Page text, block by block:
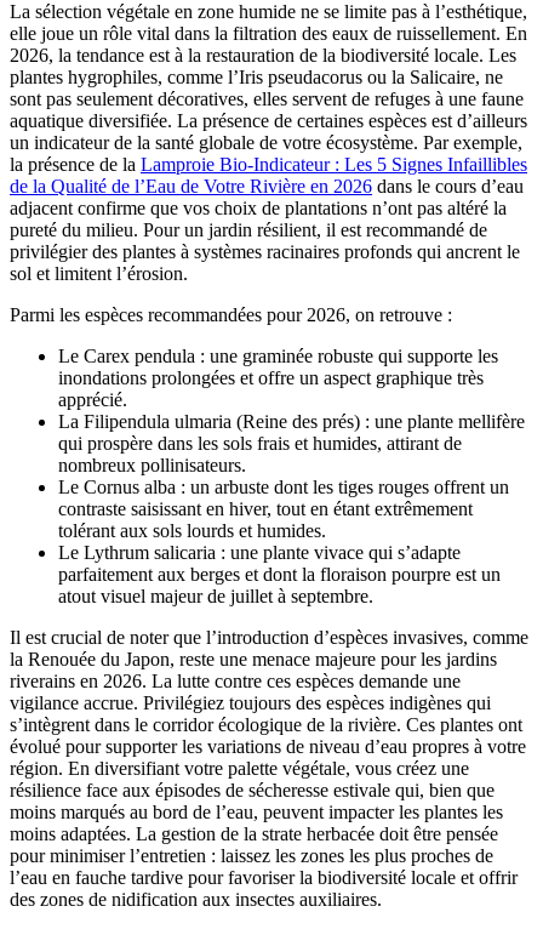
La sélection végétale en zone humide ne se limite pas à l’esthétique,
elle joue un rôle vital dans la filtration des eaux de ruissellement. En
2026, la tendance est à la restauration de la biodiversité locale. Les
plantes hygrophiles, comme l’Iris pseudacorus ou la Salicaire, ne
sont pas seulement décoratives, elles servent de refuges à une faune
aquatique diversifiée. La présence de certaines espèces est d’ailleurs
un indicateur de la santé globale de votre écosystème. Par exemple,
la présence de la Lamproie Bio-Indicateur : Les 5 Signes Infaillibles
de la Qualité de l’Eau de Votre Rivière en 2026 dans le cours d’eau
adjacent confirme que vos choix de plantations n’ont pas altéré la
pureté du milieu. Pour un jardin résilient, il est recommandé de
privilégier des plantes à systèmes racinaires profonds qui ancrent le
sol et limitent l’érosion.
Parmi les espèces recommandées pour 2026, on retrouve :
Le Carex pendula : une graminée robuste qui supporte les
inondations prolongées et offre un aspect graphique très
apprécié.
La Filipendula ulmaria (Reine des prés) : une plante mellifère
qui prospère dans les sols frais et humides, attirant de
nombreux pollinisateurs.
Le Cornus alba : un arbuste dont les tiges rouges offrent un
contraste saisissant en hiver, tout en étant extrêmement
tolérant aux sols lourds et humides.
Le Lythrum salicaria : une plante vivace qui s’adapte
parfaitement aux berges et dont la floraison pourpre est un
atout visuel majeur de juillet à septembre.
Il est crucial de noter que l’introduction d’espèces invasives, comme
la Renouée du Japon, reste une menace majeure pour les jardins
riverains en 2026. La lutte contre ces espèces demande une
vigilance accrue. Privilégiez toujours des espèces indigènes qui
s’intègrent dans le corridor écologique de la rivière. Ces plantes ont
évolué pour supporter les variations de niveau d’eau propres à votre
région. En diversifiant votre palette végétale, vous créez une
résilience face aux épisodes de sécheresse estivale qui, bien que
moins marqués au bord de l’eau, peuvent impacter les plantes les
moins adaptées. La gestion de la strate herbacée doit être pensée
pour minimiser l’entretien : laissez les zones les plus proches de
l’eau en fauche tardive pour favoriser la biodiversité locale et offrir
des zones de nidification aux insectes auxiliaires.